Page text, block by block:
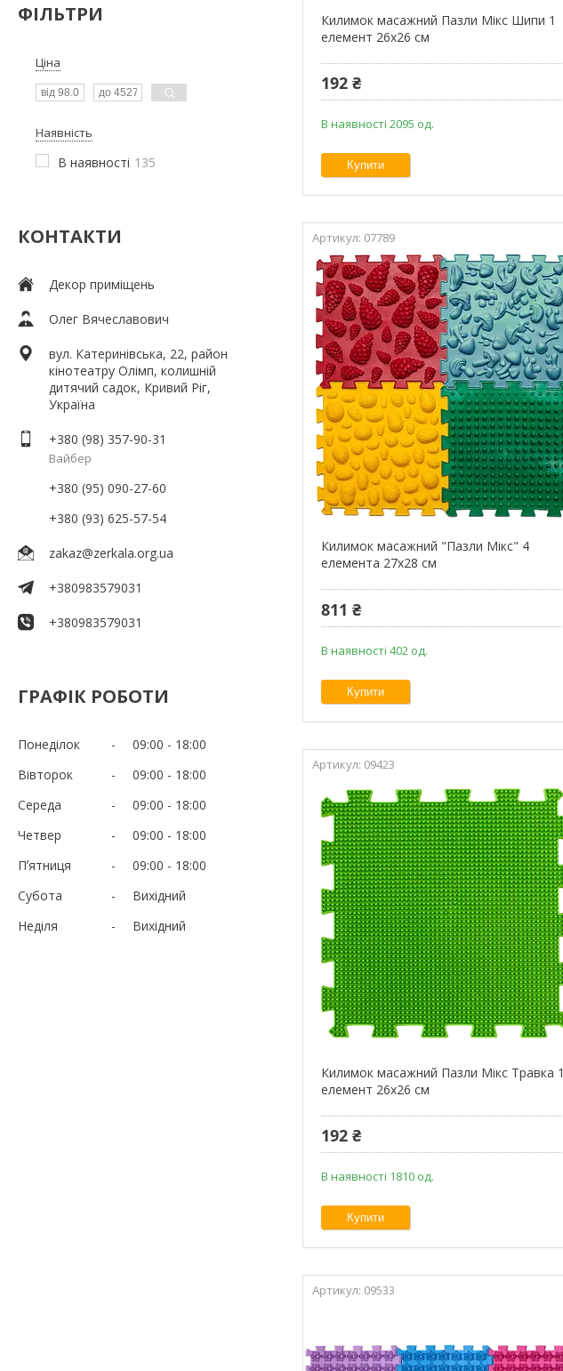
ФІЛЬТРИ
Ціна
Наявність
В наявності 135
КОНТАКТИ
Декор приміщень
Олег Вячеславович
вул. Катеринівська, 22, район
кінотеатру Олімп, колишній
дитячий садок, Кривий Ріг,
Україна
+380 (98) 357-90-31
Вайбер
+380 (95) 090-27-60
+380 (93) 625-57-54
zakaz@zerkala.org.ua
+380983579031
+380983579031
ГРАФІК РОБОТИ
Понеділок 09:00
18:00
Вівторок
09:00
18:00
Середа
09:00
18:00
Четвер
09:00
18:00
Пʼятниця
09:00
18:00
Субота
Вихідний
Неділя
Вихідний
Килимок масажний Пазли Мікс Шипи 1
елемент 26x26 см
192 ₴
В наявності 2095 од.
Купити
07789
Килимок масажний "Пазли Мікс" 4
елемента 27x28 см
811 ₴
В наявності 402 од.
Купити
09423
Килимок масажний Пазли Мікс Травка 1
елемент 26x26 см
192 ₴
В наявності 1810 од.
Купити
09533